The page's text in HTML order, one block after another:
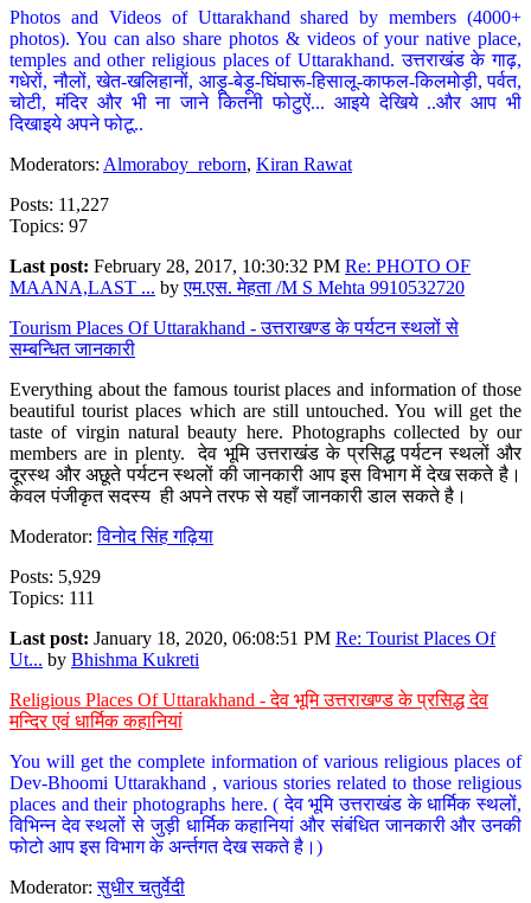
Photos and Videos of Uttarakhand shared by members (4000+
photos). You can also share photos & videos of your native place,
temples and other religious places of Uttarakhand. उत्तराखंड के गाढ़,
गधेरों, नौलों, खेत-खलिहानों, आड़ू-बेड़ू-घिंघारू-हिसालू-काफल-किलमोड़ी, पर्वत,
चोटी, मंदिर और भी ना जाने कितनी फोटुऐं... आइये देखिये ..और आप भी
दिखाइये अपने फोटू..
Moderators: Almoraboy_reborn, Kiran Rawat
Posts: 11,227
Topics: 97
Last post: February 28, 2017, 10:30:32 PM Re: PHOTO OF
MAANA,LAST ... byएम.एस. मेहता /M S Mehta 9910532720
Tourism Places Of Uttarakhand - उत्तराखण्ड के पर्यटन स्थलों से
सम्बन्धित जानकारी
Everything about the famous tourist places and information of those
beautiful tourist places which are still untouched. You will get the
taste of virgin natural beauty here. Photographs collected by our
members are in plenty. देव भूमि उत्तराखंड के प्रसिद्ध पर्यटन स्थलों और
दूरस्थ और अछूते पर्यटन स्थलों की जानकारी आप इस विभाग में देख सकते है।
केवल पंजीकृत सदस्य ही अपने तरफ से यहाँ जानकारी डाल सकते है।
Moderator:विनोद सिंह गढ़िया
Posts: 5,929
Topics: 111
Last post: January 18, 2020, 06:08:51 PM Re: Tourist Places Of
Ut... by Bhishma Kukreti
Religious Places Of Uttarakhand - देव भूमि उत्तराखण्ड के प्रसिद्ध देव
मन्दिर एवं धार्मिक कहानियां
You will get the complete information of various religious places of
Dev-Bhoomi Uttarakhand , various stories related to those religious
places and their photographs here. ( देव भूमि उत्तराखंड के धार्मिक स्थलों,
विभिन्न देव स्थलों से जुड़ी धार्मिक कहानियां और संबंधित जानकारी और उनकी
फोटो आप इस विभाग के अर्न्तगत देख सकते है।)
Moderator:सुधीर चतुर्वेदी